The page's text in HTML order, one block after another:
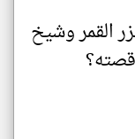
القمر وشيخ
قصته؟